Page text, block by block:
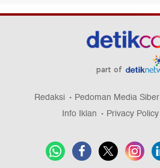
part of
Redaksi Pedoman Media Siber
Info Iklan
Privacy Policy